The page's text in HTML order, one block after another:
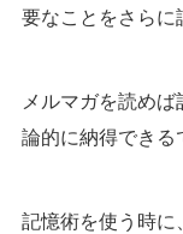
要なことをさらに
メルマガを読め
論的に納得できる
記憶術を使う時に